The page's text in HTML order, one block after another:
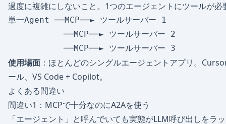
過度に複雑にしないこと。1つのエージェントにツールが
単一Agent ──MCP──► ツールサーバー 1
           ──MCP──► ツールサーバー 2
使用場面 ：ほとんどのシングルエージェントアプリ。
ール、VS Code + Copilot。
よくある間違い
間違い1：MCPで十分なのにA2Aを使う
「エージェント」と呼んでいても実態がLLM呼び出しをラ